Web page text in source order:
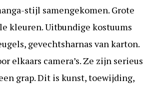
stijl samengekomen. Grote
kleuren. Uitbundige kostuums
gevechtsharnas van karton.
elkaars camera’s. Ze zijn serieus
grap. Dit is kunst, toewijding,